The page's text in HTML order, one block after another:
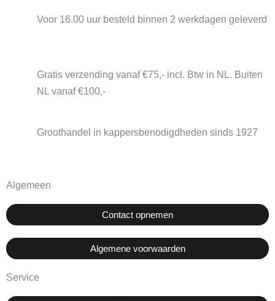
Voor 16.00 uur besteld binnen 2 werkdagen geleverd
Gratis verzending vanaf €75,- incl. Btw in NL. Buiten
NL vanaf €100,-
Groothandel in kappersbenodigdheden sinds 1927
Algemeen
Contact opnemen
Algemene voorwaarden
Service